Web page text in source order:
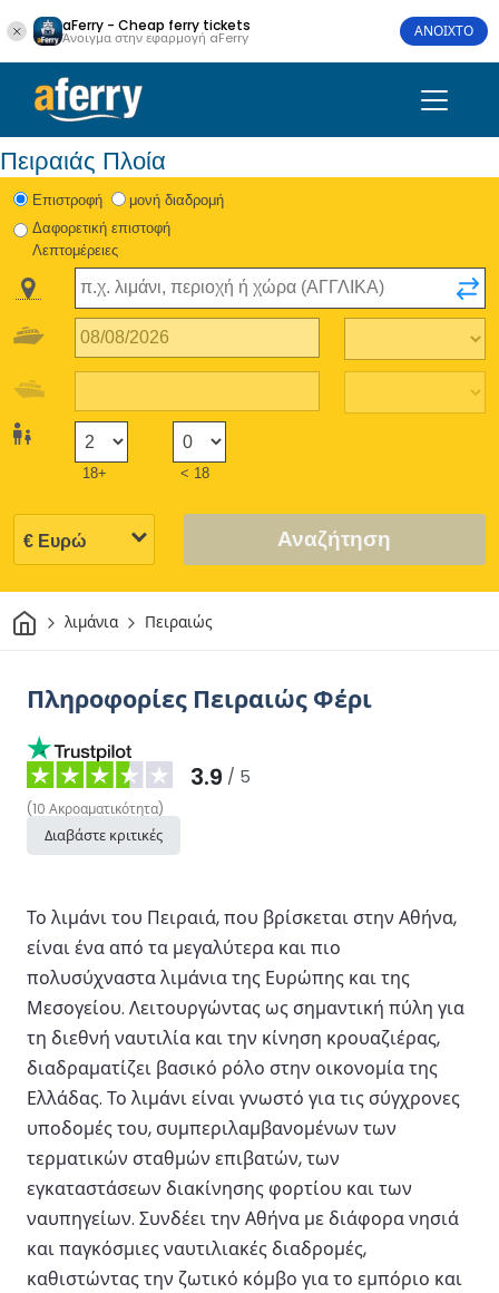
aFerry - Cheap ferry tickets
Άνοιγμα στην εφαρμογή aFerry ΑΝΟΙΧΤΟ
Πειραιάς Πλοία
Eπιστροφή
μονή διαδρομή
Δαφορετική επιστοφή
Λεπτομέρειες
18+ < 18
Αναζήτηση
Σπίτιλιμάνια Πειραιώς
Πληροφορίες Πειραιώς Φέρι
3.9 / 5
(10 Ακροαματικότητα)
Διαβάστε κριτικές
Το λιμάνι του Πειραιά, που βρίσκεται στην Αθήνα,
είναι ένα από τα μεγαλύτερα και πιο
πολυσύχναστα λιμάνια της Ευρώπης και της
Μεσογείου. Λειτουργώντας ως σημαντική πύλη για
τη διεθνή ναυτιλία και την κίνηση κρουαζιέρας,
διαδραματίζει βασικό ρόλο στην οικονομία της
Ελλάδας. Το λιμάνι είναι γνωστό για τις σύγχρονες
υποδομές του, συμπεριλαμβανομένων των
τερματικών σταθμών επιβατών, των
εγκαταστάσεων διακίνησης φορτίου και των
ναυπηγείων. Συνδέει την Αθήνα με διάφορα νησιά
και παγκόσμιες ναυτιλιακές διαδρομές,
καθιστώντας την ζωτικό κόμβο για το εμπόριο και